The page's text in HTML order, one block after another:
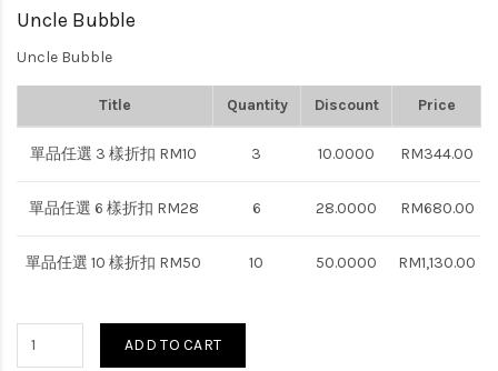
Uncle Bubble
Uncle Bubble
Title Quantity Discount Price
單品任選 3 樣折扣 RM10 3 10.0000 RM344.00
單品任選 6 樣折扣 RM28 6 28.0000 RM680.00
單品任選 10 樣折扣 RM50 10 50.0000 RM1,130.00
ADD TO CART